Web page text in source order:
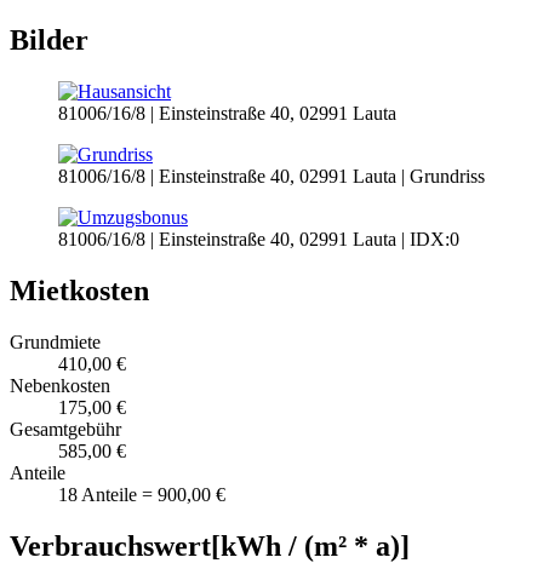
Bilder
81006/16/8 | Einsteinstraße 40, 02991 Lauta
81006/16/8 | Einsteinstraße 40, 02991 Lauta | Grundriss
81006/16/8 | Einsteinstraße 40, 02991 Lauta | IDX:0
Mietkosten
Grundmiete
410,00 €
Nebenkosten
175,00 €
Gesamtgebühr
585,00 €
Anteile
18 Anteile = 900,00 €
Verbrauchswert[kWh / (m² * a)]